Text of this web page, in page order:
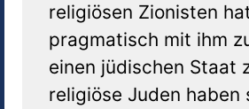
religiösen Zionisten
pragmatisch mit ihm
einen jüdischen Staat
religiöse Juden